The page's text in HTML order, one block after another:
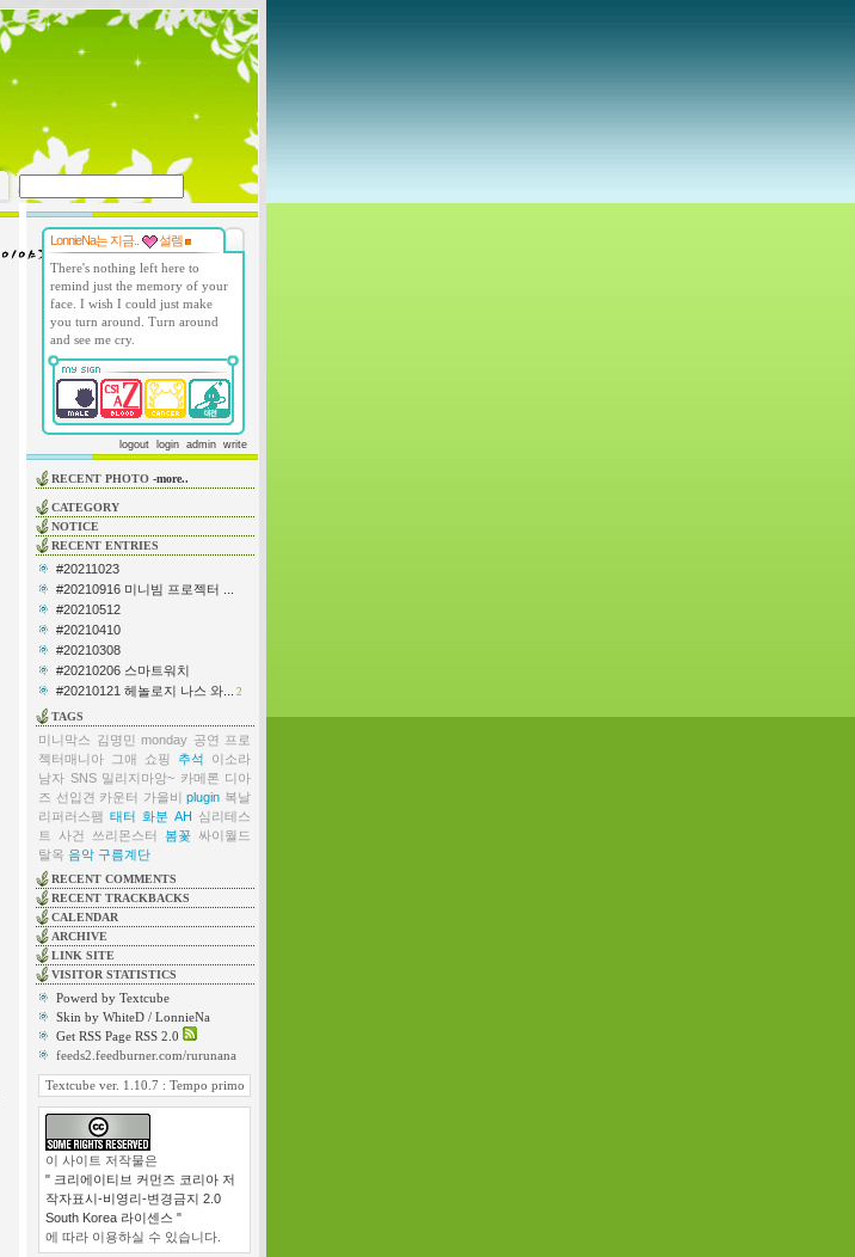
LonnieNa는 지금..
설렘
There's nothing left here to
remind just the memory of your
face. I wish I could just make
you turn around. Turn around
and see me cry.
logout login admin write
RECENT PHOTO -more..
CATEGORY
NOTICE
RECENT ENTRIES
#20211023
#20210916 미니빔 프로젝터 ...
#20210512
#20210410
#20210308
#20210206 스마트워치
#20210121 헤놀로지 나스 와...
2
TAGS
미니막스 김명민 monday 공연
프로
젝터매니아
그애 쇼핑 추석
이소라
남자 SNS 밀리지마앙~ 카메론 디아
즈 선입견 카운터 가을비 plugin 복날
리퍼러스팸 태터 화분 AH 심리테스
트
사건 쓰리몬스터 봄꽃 싸이월드
탈옥 음악 구름계단
RECENT COMMENTS
RECENT TRACKBACKS
CALENDAR
ARCHIVE
LINK SITE
VISITOR STATISTICS
Powerd by Textcube
Skin by WhiteD / LonnieNa
Get RSS Page RSS 2.0
feeds2.feedburner.com/rurunana
Textcube ver. 1.10.7 : Tempo primo
이 사이트 저작물은
" 크리에이티브 커먼즈 코리아 저
작자표시-비영리-변경금지 2.0
South Korea 라이센스 "
에 따라 이용하실 수 있습니다.